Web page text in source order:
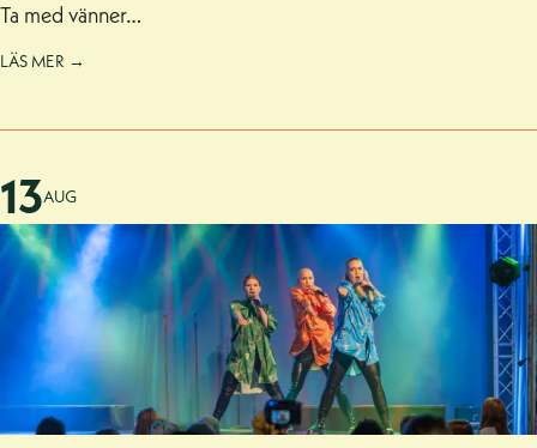
Ta med vänner…
LÄS MER →
13AUG